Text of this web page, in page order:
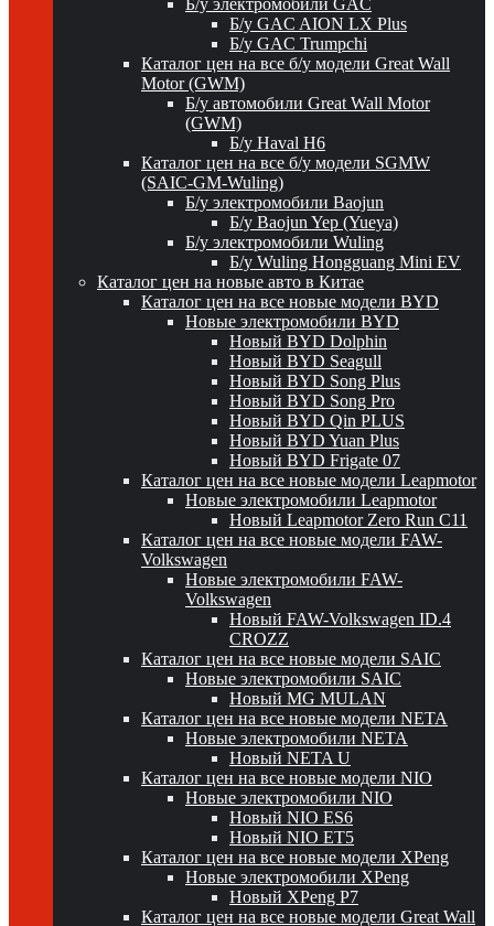
Б/у электромобили GAC
Б/у GAC AION LX Plus
Б/у GAC Trumpchi
Каталог цен на все б/у модели Great Wall
Motor (GWM)
Б/у автомобили Great Wall Motor
(GWM)
Б/у Haval H6
Каталог цен на все б/у модели SGMW
(SAIC-GM-Wuling)
Б/у электромобили Baojun
Б/у Baojun Yep (Yueya)
Б/у электромобили Wuling
Б/у Wuling Hongguang Mini EV
Каталог цен на новые авто в Китае
Каталог цен на все новые модели BYD
Новые электромобили BYD
Новый BYD Dolphin
Новый BYD Seagull
Новый BYD Song Plus
Новый BYD Song Pro
Новый BYD Qin PLUS
Новый BYD Yuan Plus
Новый BYD Frigate 07
Каталог цен на все новые модели Leapmotor
Новые электромобили Leapmotor
Новый Leapmotor Zero Run C11
Каталог цен на все новые модели FAW-
Volkswagen
Новые электромобили FAW-
Volkswagen
Новый FAW-Volkswagen ID.4
CROZZ
Каталог цен на все новые модели SAIC
Новые электромобили SAIC
Новый MG MULAN
Каталог цен на все новые модели NETA
Новые электромобили NETA
Новый NETA U
Каталог цен на все новые модели NIO
Новые электромобили NIO
Новый NIO ES6
Новый NIO ET5
Каталог цен на все новые модели XPeng
Новые электромобили XPeng
Новый XPeng P7
Каталог цен на все новые модели Great Wall